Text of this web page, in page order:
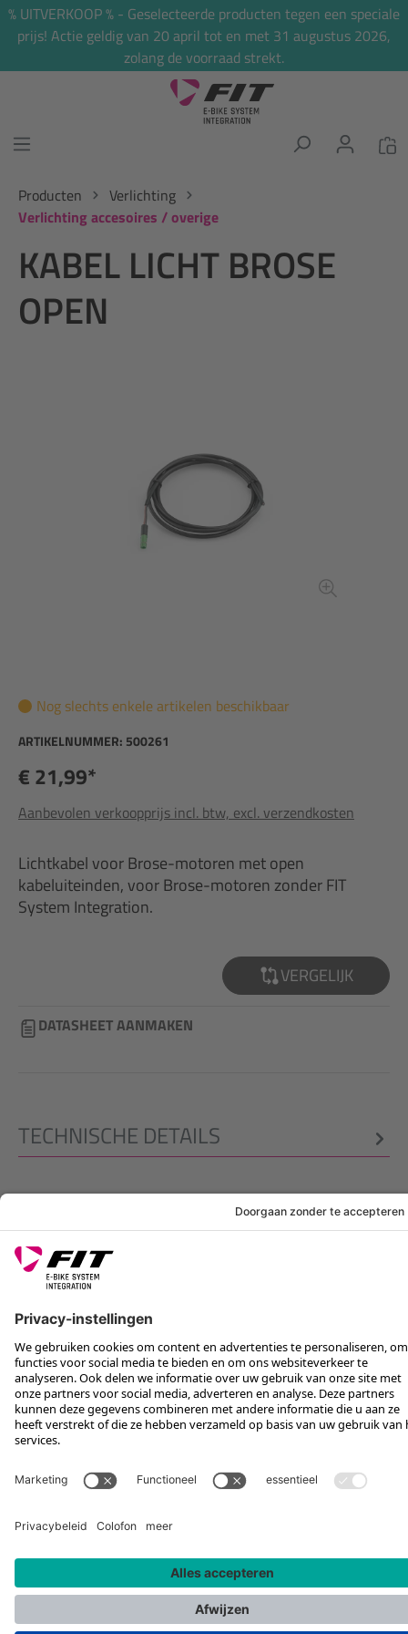
% UITVERKOOP % - Geselecteerde producten tegen een speciale
prijs! Actie geldig van 20 april tot en met 31 augustus 2026,
zolang de voorraad strekt.
Producten
Verlichting
Verlichting accesoires / overige
KABEL LICHT BROSE
OPEN
Nog slechts enkele artikelen beschikbaar
ARTIKELNUMMER: 500261
€ 21,99*
Aanbevolen verkoopprijs incl. btw, excl. verzendkosten
Lichtkabel voor Brose-motoren met open
kabeluiteinden, voor Brose-motoren zonder FIT
System Integration.
VERGELIJK
DATASHEET AANMAKEN
TECHNISCHE DETAILS
SERVICE
VOLG ONS OP
Rotax Bike Technology AG © 2025